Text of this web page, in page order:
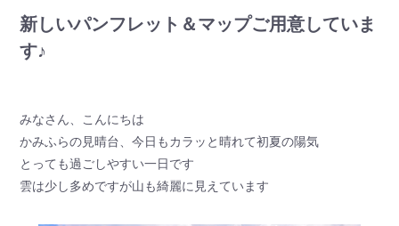
新しいパンフレット＆マップご用意していま
す♪
みなさん、こんにちは
かみふらの見晴台、今日もカラッと晴れて初夏の陽気
とっても過ごしやすい一日です
雲は少し多めですが山も綺麗に見えています